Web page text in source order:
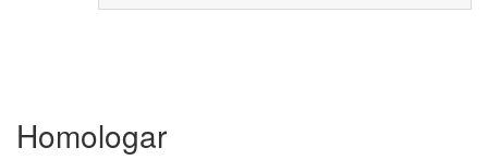
Homologar